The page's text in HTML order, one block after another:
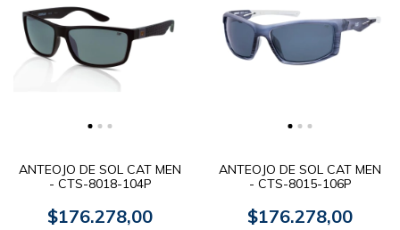
ANTEOJO DE SOL CAT MEN
- CTS-8018-104P
$176.278,00
ANTEOJO DE SOL CAT MEN
- CTS-8015-106P
$176.278,00